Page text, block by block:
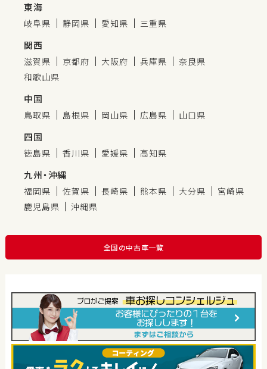
東海
岐阜県 静岡県 愛知県 三重県
関西
滋賀県 京都府 大阪府 兵庫県
奈良県
和歌山県
中国
鳥取県 島根県 岡山県 広島県 山口県
四国
徳島県 香川県 愛媛県 高知県
九州・沖縄
福岡県 佐賀県 長崎県 熊本県 大分県
宮崎県
鹿児島県
沖縄県
全国の中古車一覧